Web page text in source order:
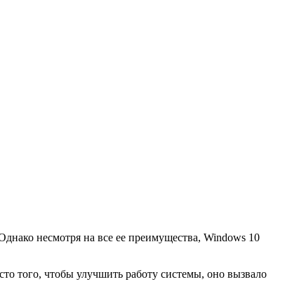
несмотря на все ее преимущества, Windows 10
того, чтобы улучшить работу системы, оно вызвало